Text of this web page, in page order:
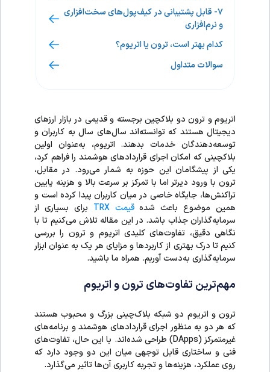
۷- قابل پشتیبانی در کیف‌پول‌های سخت‌افزاری
و نرم‌افزاری
کدام بهتر است، ترون یا اتریوم؟
سوالات متداول
اتریوم و ترون دو بلاکچین برجسته و قدیمی در بازار ارزهای
دیجیتال هستند که توانسته‌اند سال‌های سال به کاربران و
توسعه‌دهندگان خدمات بدهند. اتریوم، به‌عنوان اولین
بلاکچینی که امکان اجرای قراردادهای هوشمند را فراهم کرد،
یکی از پیشگامان این حوزه به شمار می‌رود. در مقابل،
ترون با ورود دیرتر اما با تمرکز بر سرعت بالا و هزینه پایین
تراکنش‌ها، جایگاه خاصی در میان کاربران پیدا کرده است و
همین موضوع باعث شدهقیمت TRX
برای بسیاری از
سرمایه‌گذاران جذاب باشد. در این مقاله تلاش می‌کنیم تا با
نگاهی دقیق، تفاوت‌های کلیدی اتریوم و ترون را بررسی
کنیم تا درک بهتری از کاربردها و مزایای هر یک به عنوان ابزار
سرمایه‌گذاری به‌دست آوریم. همراه ما باشید.
مهم‌ترین تفاوت‌های ترون و اتریوم
ترون و اتریوم دو شبکه بلاک‌چینی بزرگ و محبوب هستند
که هر دو به منظور اجرای قراردادهای هوشمند و برنامه‌های
غیرمتمرکز (DApps) طراحی شده‌اند. با این حال، تفاوت‌های
فنی و ساختاری قابل توجهی میان این دو وجود دارد که
روی عملکرد، هزینه‌ها و تجربه کاربری آن‌ها تاثیر می‌گذارد.